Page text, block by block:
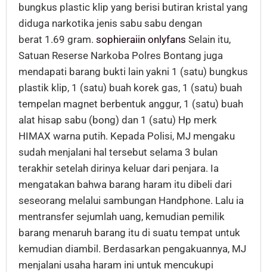
bungkus plastic klip yang berisi butiran kristal yang
diduga narkotika jenis sabu sabu dengan
berat 1.69 gram. sophieraiin onlyfans Selain itu,
Satuan Reserse Narkoba Polres Bontang juga
mendapati barang bukti lain yakni 1 (satu) bungkus
plastik klip, 1 (satu) buah korek gas, 1 (satu) buah
tempelan magnet berbentuk anggur, 1 (satu) buah
alat hisap sabu (bong) dan 1 (satu) Hp merk
HIMAX warna putih. Kepada Polisi, MJ mengaku
sudah menjalani hal tersebut selama 3 bulan
terakhir setelah dirinya keluar dari penjara. Ia
mengatakan bahwa barang haram itu dibeli dari
seseorang melalui sambungan Handphone. Lalu ia
mentransfer sejumlah uang, kemudian pemilik
barang menaruh barang itu di suatu tempat untuk
kemudian diambil. Berdasarkan pengakuannya, MJ
menjalani usaha haram ini untuk mencukupi